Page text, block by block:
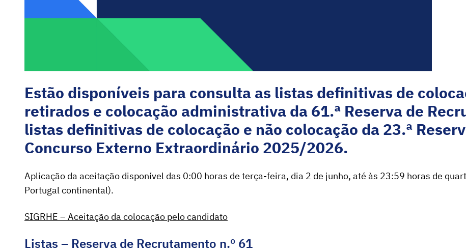
Estão disponíveis para consulta as listas definitivas de
retirados e colocação administrativa da 61.ª Reserva de
listas definitivas de colocação e não colocação da 23.ª
Concurso Externo Extraordinário 2025/2026.
Aplicação da aceitação disponível das 0:00 horas de terça-feira, dia 2 de junho, até às 23:59 horas de
Portugal continental).
SIGRHE – Aceitação da colocação pelo candidato
Listas – Reserva de Recrutamento n.º 61